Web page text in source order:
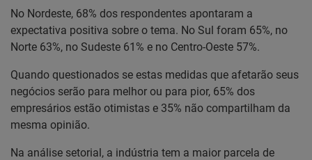
No Nordeste, 68% dos respondentes apontaram a
expectativa positiva sobre o tema. No Sul foram 65%, no
Norte 63%, no Sudeste 61% e no Centro-Oeste 57%.
Quando questionados se estas medidas que afetarão seus
negócios serão para melhor ou para pior, 65% dos
empresários estão otimistas e 35% não compartilham da
mesma opinião.
Na análise setorial, a indústria tem a maior parcela de